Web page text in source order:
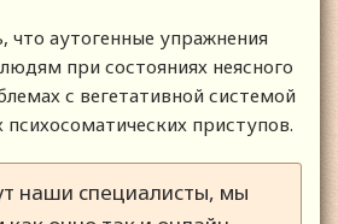
что аутогенные упражнения
при состояниях неясного
с вегетативной системой
психосоматических приступов.
наши специалисты, мы